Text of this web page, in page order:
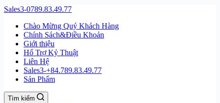
Sales3-0789.83.49.77
Chào Mừng Quý Khách Hàng
Chính Sách&Điều Khoản
Giới thiệu
Hổ Trợ Kỷ Thuật
Liên Hệ
Sales3-+84.789.83.49.77
Sản Phẩm
Tìm kiếm